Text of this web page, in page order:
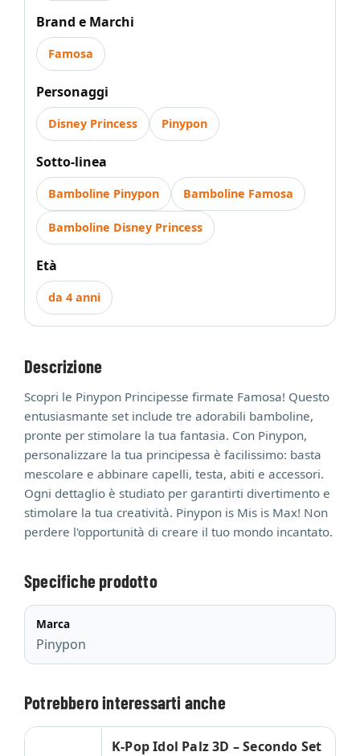
Brand e Marchi
Famosa
Personaggi
Disney Princess Pinypon
Sotto-linea
Bamboline Pinypon Bamboline Famosa
Bamboline Disney Princess
Età
da 4 anni
Descrizione
Scopri le Pinypon Principesse firmate Famosa! Questo
entusiasmante set include tre adorabili bamboline,
pronte per stimolare la tua fantasia. Con Pinypon,
personalizzare la tua principessa è facilissimo: basta
mescolare e abbinare capelli, testa, abiti e accessori.
Ogni dettaglio è studiato per garantirti divertimento e
stimolare la tua creatività. Pinypon is Mis is Max! Non
perdere l'opportunità di creare il tuo mondo incantato.
Specifiche prodotto
Marca
Pinypon
Potrebbero interessarti anche
K-Pop Idol Palz 3D – Secondo Set